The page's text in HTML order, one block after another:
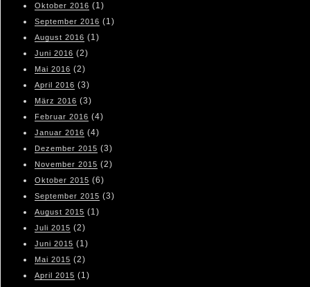
Oktober 2016 (1)
September 2016 (1)
August 2016 (1)
Juni 2016 (2)
Mai 2016 (2)
April 2016 (3)
März 2016 (3)
Februar 2016 (4)
Januar 2016 (4)
Dezember 2015 (3)
November 2015 (2)
Oktober 2015 (6)
September 2015 (3)
August 2015 (1)
Juli 2015 (2)
Juni 2015 (1)
Mai 2015 (2)
April 2015 (1)